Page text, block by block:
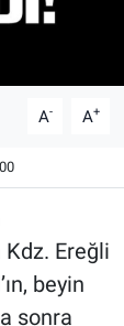
A- A+
Ereğli
beyin
sonra